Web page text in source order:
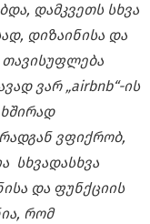
დამკვეთს სხვა
დიზაინისა და
თავისუფლება
ვარ „airbnb“-ის
ვფიქრობ,
სხვადასხვა
და ფუნქციის
რომ